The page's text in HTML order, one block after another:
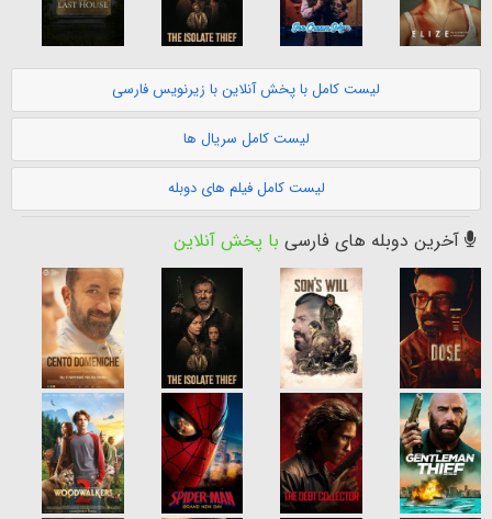
لیست کامل با پخش آنلاین با زیرنویس فارسی
لیست کامل سریال ها
لیست کامل فیلم های دوبله
آخرین دوبله های فارسی با پخش آنلاین